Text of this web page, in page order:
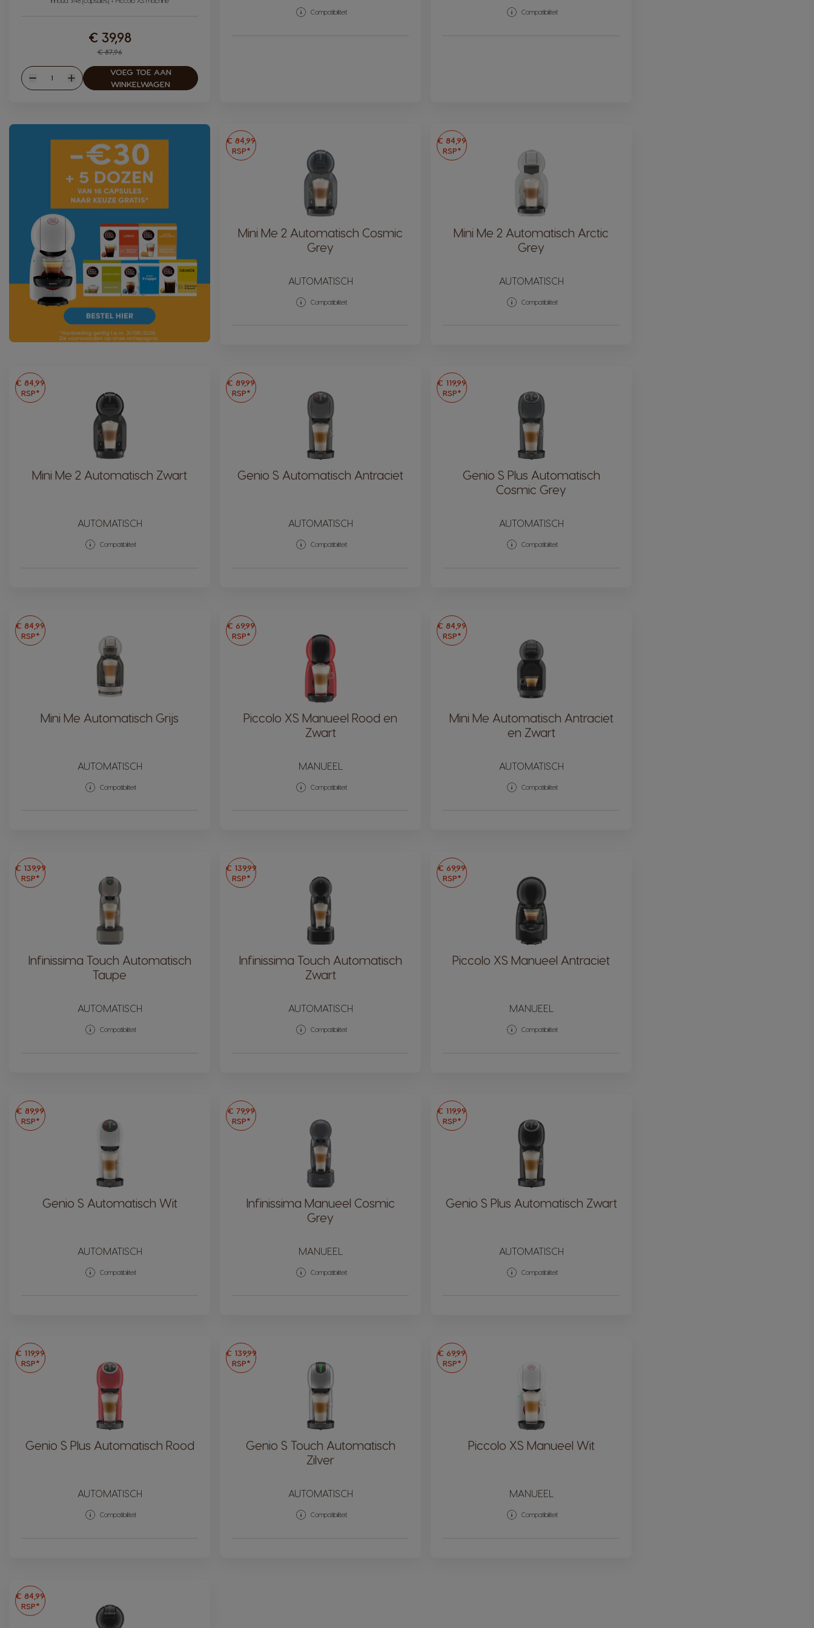
Regular Price
€ 87,96
€ 39,98
Verlagen
Hoeveelheid
Verhogen
VOEG TOE AAN
WINKELWAGEN
Compatibiliteit Compatibiliteit
€ 84,99
RSP*
Mini Me 2 Automatisch Cosmic
Grey
AUTOMATISCH
Compatibiliteit
€ 84,99
RSP*
Mini Me 2 Automatisch Arctic
Grey
AUTOMATISCH
Compatibiliteit
€ 84,99
RSP*
Mini Me 2 Automatisch Zwart
AUTOMATISCH
Compatibiliteit
€ 89,99
RSP*
Genio S Automatisch Antraciet
AUTOMATISCH
Compatibiliteit
€ 119,99
RSP*
Genio S Plus Automatisch
Cosmic Grey
AUTOMATISCH
Compatibiliteit
€ 84,99
RSP*
Mini Me Automatisch Grijs
AUTOMATISCH
Compatibiliteit
€ 69,99
RSP*
Piccolo XS Manueel Rood en
Zwart
MANUEEL
Compatibiliteit
€ 84,99
RSP*
Mini Me Automatisch Antraciet
en Zwart
AUTOMATISCH
Compatibiliteit
€ 139,99
RSP*
Infinissima Touch Automatisch
Taupe
AUTOMATISCH
Compatibiliteit
€ 139,99
RSP*
Infinissima Touch Automatisch
Zwart
AUTOMATISCH
Compatibiliteit
€ 69,99
RSP*
Piccolo XS Manueel Antraciet
MANUEEL
Compatibiliteit
€ 89,99
RSP*
Genio S Automatisch Wit
AUTOMATISCH
Compatibiliteit
€ 79,99
RSP*
Infinissima Manueel Cosmic
Grey​
MANUEEL
Compatibiliteit
€ 119,99
RSP*
Genio S Plus Automatisch Zwart
AUTOMATISCH
Compatibiliteit
€ 119,99
RSP*
Genio S Plus Automatisch Rood
AUTOMATISCH
Compatibiliteit
€ 139,99
RSP*
Genio S Touch Automatisch
Zilver
AUTOMATISCH
Compatibiliteit
€ 69,99
RSP*
Piccolo XS Manueel Wit
MANUEEL
Compatibiliteit
€ 84,99
RSP*